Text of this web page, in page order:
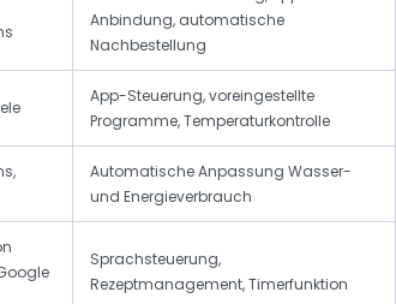
Anbindung, automatische
Nachbestellung
App-Steuerung, voreingestellte
Programme, Temperaturkontrolle
Automatische Anpassung Wasser-
und Energieverbrauch
Sprachsteuerung,
Rezeptmanagement, Timerfunktion